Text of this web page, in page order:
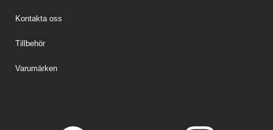
Kontakta oss
Tillbehör
Varumärken